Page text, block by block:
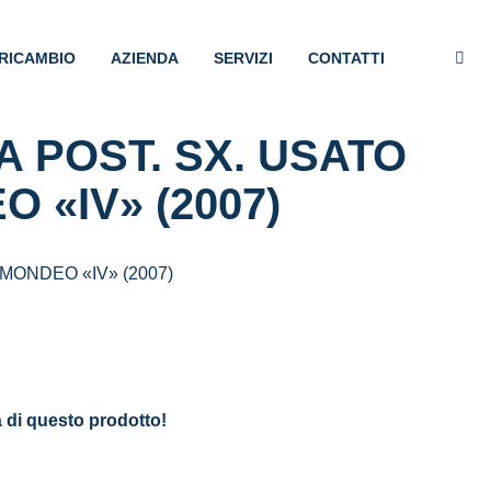
AZIENDA SERVIZI CONTATTI
POST. SX. USATO
«IV» (2007)
«IV» (2007)
di questo prodotto!